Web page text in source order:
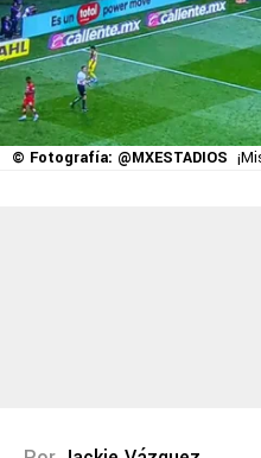
© Fotografía: @MXESTADIOS